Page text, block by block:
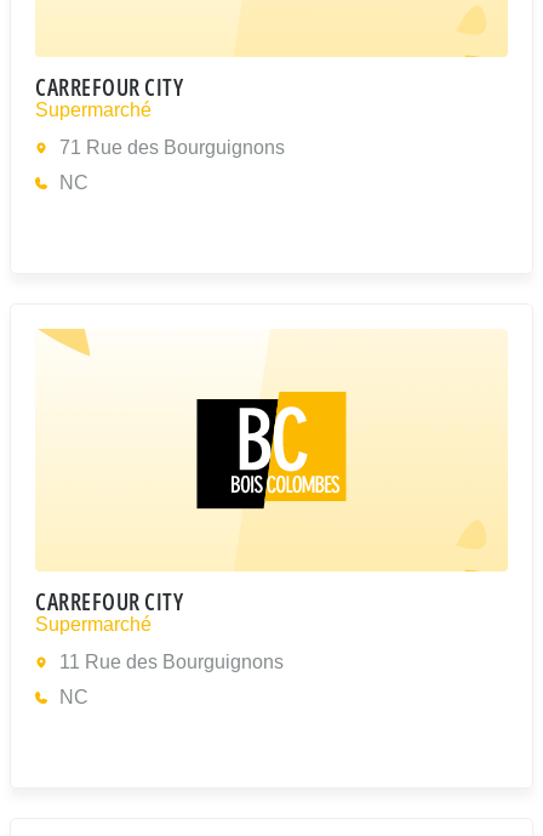
CARREFOUR CITY
Supermarché
71 Rue des Bourguignons
NC
CARREFOUR CITY
Supermarché
11 Rue des Bourguignons
NC